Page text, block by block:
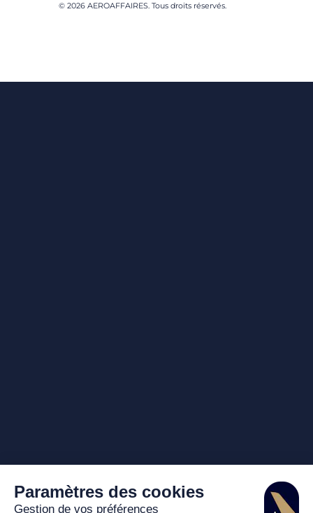
© 2026 AEROAFFAIRES. Tous droits réservés.
Paramètres des cookies
Gestion de vos préférences